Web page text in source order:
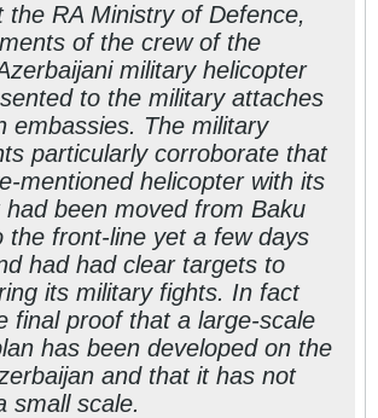
the RA Ministry of Defence,
of the crew of the
military helicopter
to the military attaches
embassies. The military
particularly corroborate that
mentioned helicopter with its
been moved from Baku
the front-line yet a few days
had had clear targets to
its military fights. In fact
final proof that a large-scale
has been developed on the
and that it has not
small scale.